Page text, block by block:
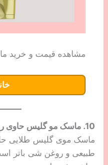
مشاهده قیمت و خرید
10. ماسک مو گلیس حاوی روغن شی باتر
ماسک موی گلیس طلایی